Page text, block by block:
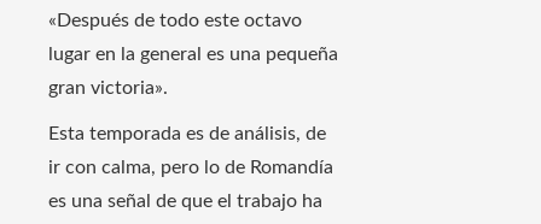
«Después de todo este octavo
lugar en la general es una pequeña
gran victoria».
Esta temporada es de análisis, de
ir con calma, pero lo de Romandía
es una señal de que el trabajo ha